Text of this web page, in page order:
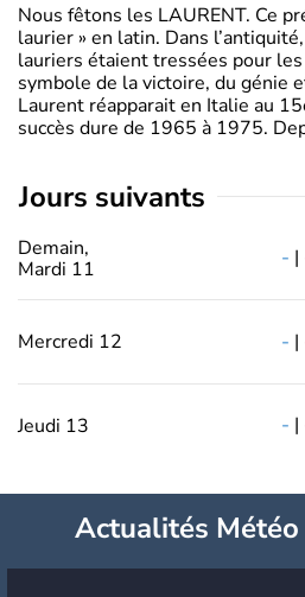
Nous fêtons les LAURENT. Ce
laurier » en latin. Dans
lauriers étaient tressées pour les
symbole de la victoire, du génie
Laurent réapparait en Italie au
succès dure de 1965 à 1975.
jours suivants
Demain,
Mardi 11
- |
Mercredi 12 - |
Jeudi 13 - |
Actualités